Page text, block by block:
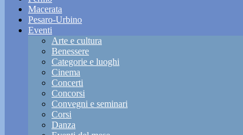
Macerata
Pesaro-Urbino
Eventi
Arte e cultura
Benessere
Categorie e luoghi
Cinema
Concerti
Concorsi
Convegni e seminari
Corsi
Danza